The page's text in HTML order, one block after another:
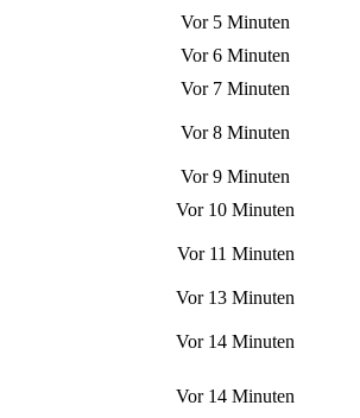
Vor 5 Minuten
Vor 6 Minuten
Vor 7 Minuten
Vor 8 Minuten
Vor 9 Minuten
Vor 10 Minuten
Vor 11 Minuten
Vor 13 Minuten
Vor 14 Minuten
Vor 14 Minuten